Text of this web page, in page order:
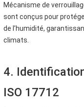
Mécanisme de
sont conçus pour
de l’humidité,
climats.
4.
ISO 17712